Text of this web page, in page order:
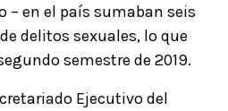
– en el país sumaban seis
delitos sexuales, lo que
semestre de 2019.
Ejecutivo del